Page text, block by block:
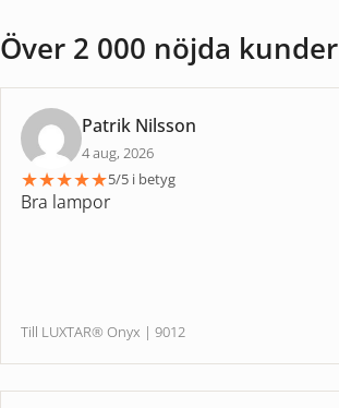
Över 2 000 nöjda kunder
Patrik Nilsson
4 aug, 2026
★★★★★5/5 i betyg
Bra lampor
Till LUXTAR® Onyx | 9012